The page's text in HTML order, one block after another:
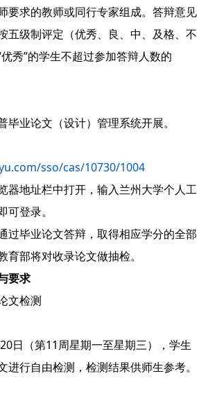
要求的教师或同行专家组成。答辩意见
五级制评定（优秀、良、中、及格、不
秀”的学生不超过参加答辩人数的
毕业论文（设计）管理系统开展。
sso/cas/10730/1004
器地址栏中打开，输入兰州大学个人工
登录。
过毕业论文答辩，取得相应学分的全部
育部将对收录论文做抽检。
要求
文检测
日（第11周星期一至星期三），学生
进行自由检测，检测结果供师生参考。